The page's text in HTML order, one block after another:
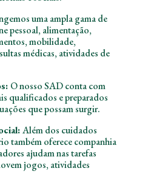
uma ampla gama de
pessoal, alimentação,
mobilidade,
médicas, atividades de
O nosso SAD conta com
qualificados e preparados
que possam surgir.
Além dos cuidados
também oferece companhia
ajudam nas tarefas
jogos, atividades